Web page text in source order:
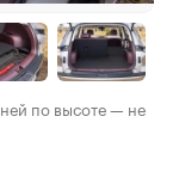
по высоте — не